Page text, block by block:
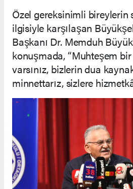
Özel gereksinimli bireylerin
ilgisiyle karşılaşan
Başkanı Dr. Memduh
konuşmada, “Muhteşem
varsınız, bizlerin dua
minnettarız, sizlere